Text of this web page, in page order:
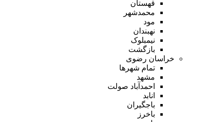
قهستان
محمدشهر
مود
نهبندان
نیمبلوک
بازگشت
خراسان رضوی
تمام شهر‌ها
مشهد
احمدآباد صولت
انابد
باجگیران
باخرز